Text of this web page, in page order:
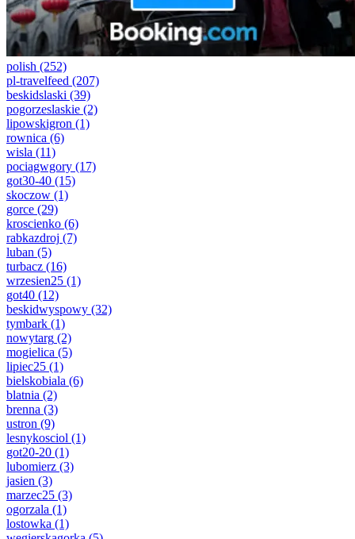
polish (252)
pl-travelfeed (207)
beskidslaski (39)
pogorzeslaskie (2)
lipowskigron (1)
rownica (6)
wisla (11)
pociagwgory (17)
got30-40 (15)
skoczow (1)
gorce (29)
kroscienko (6)
rabkazdroj (7)
luban (5)
turbacz (16)
wrzesien25 (1)
got40 (12)
beskidwyspowy (32)
tymbark (1)
nowytarg (2)
mogielica (5)
lipiec25 (1)
bielskobiala (6)
blatnia (2)
brenna (3)
ustron (9)
lesnykosciol (1)
got20-20 (1)
lubomierz (3)
jasien (3)
marzec25 (3)
ogorzala (1)
lostowka (1)